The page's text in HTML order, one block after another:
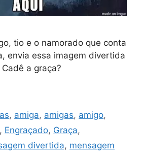
tio e o namorado que conta
envia essa imagem divertida
a graça?
, amiga, amigas, amigo,
, Engraçado, Graça,
divertida, mensagem